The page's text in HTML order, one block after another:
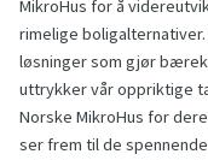
MikroHus for å
rimelige
løsninger som gjør
uttrykker vår oppriktige
Norske MikroHus for
ser frem til de